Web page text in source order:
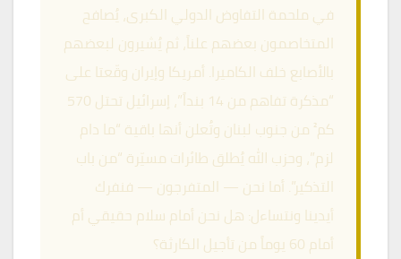
في ملحمة التفاوض الدولي الكبرى، يُصافح
المتخاصمون بعضهم علناً، ثم يُشيرون لبعضهم
بالأصابع خلف الكاميرا. أمريكا وإيران وقّعتا على
“مذكرة تفاهم من 14 بنداً”، إسرائيل تحتل 570
كم² من جنوب لبنان وتُعلن أنها باقية “ما دام
لزم”، وحزب الله يُطلق طائرات مسيّرة “من باب
التذكير”. أما نحن — المتفرجون — فنفرك
أيدينا ونتساءل: هل نحن أمام سلام حقيقي أم
أمام 60 يوماً من تأجيل الكارثة؟